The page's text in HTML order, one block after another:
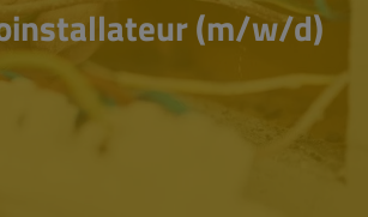
(m/w/d)